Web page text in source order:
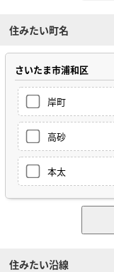
住みたい町名
さいたま市浦和区
岸町
高砂
本太
住みたい沿線